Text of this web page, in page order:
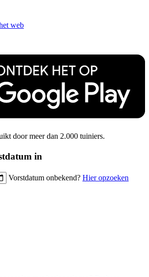
web
door meer dan 2.000 tuiniers.
in
Vorstdatum onbekend? Hier opzoeken